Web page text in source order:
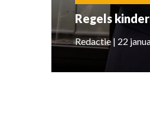
Regels
Redactie | 22